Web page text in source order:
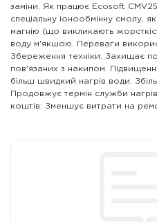
заміни. Як працює Ecosoft
спеціальну іонообмінну смолу,
магнію (що викликають
воду м'якшою. Переваги
Збереження техніки: Захищає
пов'язаних з накипом.
більш швидкий нагрів води.
Продовжує термін служби
коштів: Зменшує витрати на